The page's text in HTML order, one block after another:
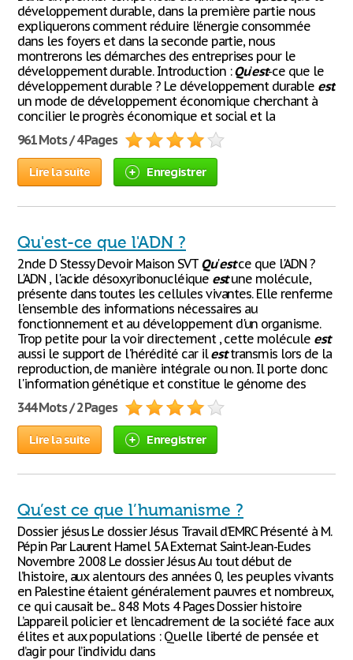
développement durable, dans la première partie nous
expliquerons comment réduire l’énergie consommée
dans les foyers et dans la seconde partie, nous
montrerons les démarches des entreprises pour le
développement durable. Introduction :Qu’est-ce que le
développement durable ? Le développement durable est
un mode de développement économique cherchant à
concilier le progrès économique et social et la
961 Mots / 4 Pages
Lire la suite Enregistrer
Qu'est-ce que l'ADN ?
2nde D Stessy Devoir Maison SVT Qu'estce que l'ADN ?
L'ADN , l'acide désoxyribonucléique estune molécule,
présente dans toutes les cellules vivantes. Elle renferme
l'ensemble des informations nécessaires au
fonctionnement et au développement d'un organisme.
Trop petite pour la voir directement , cette molécule est
aussi le support de l'hérédité car ilesttransmis lors de la
reproduction, de manière intégrale ou non. Il porte donc
l'information génétique et constitue le génome des
344 Mots / 2 Pages
Lire la suite Enregistrer
Qu’est ce que l’humanisme ?
Dossier jésus Le dossier Jésus Travail d’EMRC Présenté à M.
Pépin Par Laurent Hamel 5A Externat Saint-Jean-Eudes
Novembre 2008 Le dossier Jésus Au tout début de
l’histoire, aux alentours des années 0, les peuples vivants
en Palestine étaient généralement pauvres et nombreux,
ce qui causait be... 848 Mots 4 Pages Dossier histoire
L’appareil policier et l’encadrement de la société face aux
élites et aux populations : Quelle liberté de pensée et
d’agir pour l’individu dans